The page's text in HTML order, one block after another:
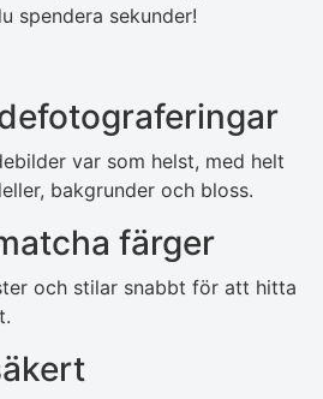
spendera sekunder!
var som helst, med helt
bakgrunder och bloss.
färger
och stilar snabbt för att hitta